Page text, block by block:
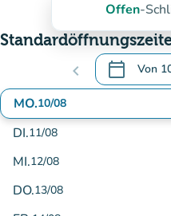
Offen-
chevron_left calendar_today Von
.Öffnen
MO.10/08
DI.11/08
MI.12/08
DO.13/08